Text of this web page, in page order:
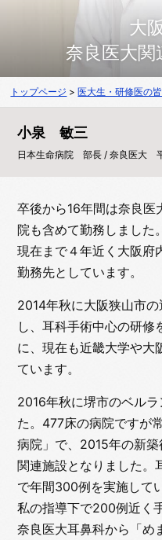
大
奈良医大
トップページ >医大生・研修医の
小泉 敏三
日本生命病院 部長 / 奈良医大
卒後から16年間は奈良医
院も含めて勤務しました
現在まで４年近く大阪府
勤務先としています。
2014年秋に大阪狭山市
し、耳科手術中心の研修
に、現在も近畿大学や大
ています。
2016年秋に堺市のベル
た。477床の病院ですが
病院」で、2015年の新
関連施設となりました。
で年間300例を実施して
私の指導下で200例近く
奈良医大耳鼻科から「め